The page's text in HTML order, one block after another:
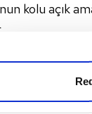
kolu açık
bile elle
son
noktası